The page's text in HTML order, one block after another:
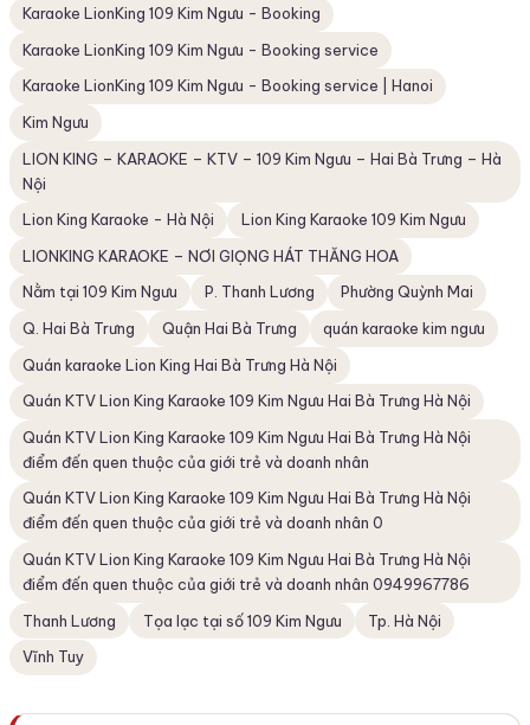
Karaoke LionKing 109 Kim Ngưu - Booking
Karaoke LionKing 109 Kim Ngưu - Booking service
Karaoke LionKing 109 Kim Ngưu - Booking service | Hanoi
Kim Ngưu
LION KING – KARAOKE – KTV – 109 Kim Ngưu – Hai Bà Trưng – Hà
Nội
Lion King Karaoke - Hà Nội
Lion King Karaoke 109 Kim Ngưu
LIONKING KARAOKE – NƠI GIỌNG HÁT THĂNG HOA
Nằm tại 109 Kim Ngưu
P. Thanh Lương
Phường Quỳnh Mai
Q. Hai Bà Trưng
Quận Hai Bà Trưng
quán karaoke kim ngưu
Quán karaoke Lion King Hai Bà Trưng Hà Nội
Quán KTV Lion King Karaoke 109 Kim Ngưu Hai Bà Trưng Hà Nội
Quán KTV Lion King Karaoke 109 Kim Ngưu Hai Bà Trưng Hà Nội
điểm đến quen thuộc của giới trẻ và doanh nhân
Quán KTV Lion King Karaoke 109 Kim Ngưu Hai Bà Trưng Hà Nội
điểm đến quen thuộc của giới trẻ và doanh nhân 0
Quán KTV Lion King Karaoke 109 Kim Ngưu Hai Bà Trưng Hà Nội
điểm đến quen thuộc của giới trẻ và doanh nhân 0949967786
Thanh Lương
Tọa lạc tại số 109 Kim Ngưu
Tp. Hà Nội
Vĩnh Tuy